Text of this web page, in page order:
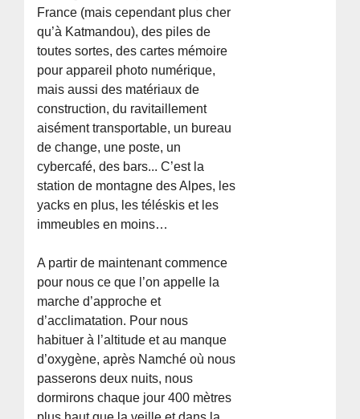
France (mais cependant plus cher
qu’à Katmandou), des piles de
toutes sortes, des cartes mémoire
pour appareil photo numérique,
mais aussi des matériaux de
construction, du ravitaillement
aisément transportable, un bureau
de change, une poste, un
cybercafé, des bars... C’est la
station de montagne des Alpes, les
yacks en plus, les téléskis et les
immeubles en moins…
A partir de maintenant commence
pour nous ce que l’on appelle la
marche d’approche et
d’acclimatation. Pour nous
habituer à l’altitude et au manque
d’oxygène, après Namché où nous
passerons deux nuits, nous
dormirons chaque jour 400 mètres